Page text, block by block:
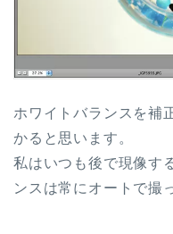
ホワイトバランスを補
かると思います。
私はいつも後で現像す
ンスは常にオートで撮